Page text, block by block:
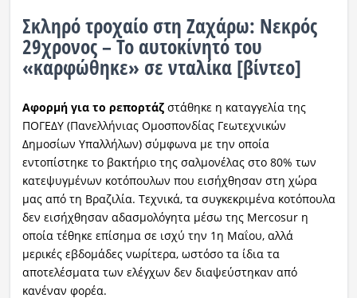
Σκληρό τροχαίο στη Ζαχάρω: Νεκρός
29χρονος – Το αυτοκίνητό του
«καρφώθηκε» σε νταλίκα [βίντεο]
Αφορμή για το ρεπορτάζστάθηκε η καταγγελία της
ΠΟΓΕΔΥ (Πανελλήνιας Ομοσπονδίας Γεωτεχνικών
Δημοσίων Υπαλλήλων) σύμφωνα με την οποία
εντοπίστηκε το βακτήριο της σαλμονέλας στο 80% των
κατεψυγμένων κοτόπουλων που εισήχθησαν στη χώρα
μας από τη Βραζιλία. Τεχνικά, τα συγκεκριμένα κοτόπουλα
δεν εισήχθησαν αδασμολόγητα μέσω της Mercosur η
οποία τέθηκε επίσημα σε ισχύ την 1η Μαΐου, αλλά
μερικές εβδομάδες νωρίτερα, ωστόσο τα ίδια τα
αποτελέσματα των ελέγχων δεν διαψεύστηκαν από
κανέναν φορέα.